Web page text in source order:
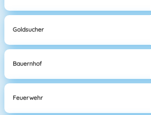
Goldsucher
Bauernhof
Feuerwehr